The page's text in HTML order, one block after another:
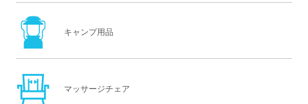
キャンプ用品
マッサージチェア